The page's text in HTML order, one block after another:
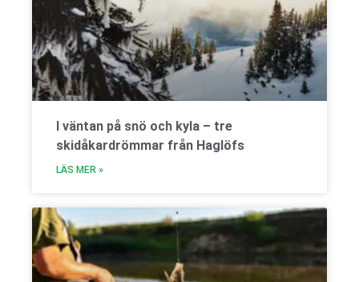
I väntan på snö och kyla – tre
skidåkardrömmar från Haglöfs
LÄS MER »